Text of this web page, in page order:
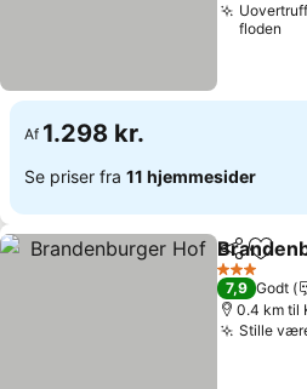
floden
Af 1.298 kr.
Se priser fra 11 hjemmesider
Del Føj
3 Stjerner
7,9 Godt
0.4 km til
Stille